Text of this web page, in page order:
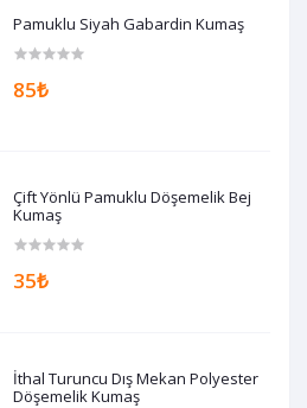
Pamuklu Siyah Gabardin Kumaş
85₺
Çift Yönlü Pamuklu Döşemelik Bej
Kumaş
35₺
İthal Turuncu Dış Mekan Polyester
Döşemelik Kumaş